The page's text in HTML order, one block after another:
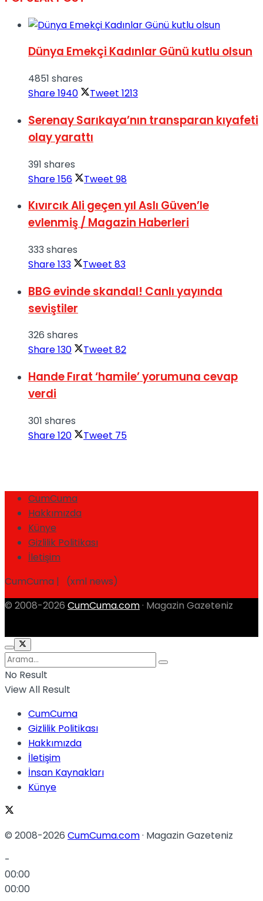
Dünya Emekçi Kadınlar Günü kutlu olsun
4851 shares
Share1940 Tweet 1213
Serenay Sarıkaya’nın transparan kıyafeti
olay yarattı
391 shares
Share156 Tweet 98
Kıvırcık Ali geçen yıl Aslı Güven’le
evlenmiş / Magazin Haberleri
333 shares
Share133 Tweet 83
BBG evinde skandal! Canlı yayında
seviştiler
326 shares
Share130 Tweet 82
Hande Fırat ‘hamile’ yorumuna cevap
verdi
301 shares
Share120 Tweet 75
CumCuma
Hakkımızda
Künye
Gizlilik Politikası
İletişim
CumCuma | (xml news)
© 2008-2026 CumCuma.com · Magazin Gazeteniz
No Result
View All Result
CumCuma
Gizlilik Politikası
Hakkımızda
İletişim
İnsan Kaynakları
Künye
© 2008-2026 CumCuma.com· Magazin Gazeteniz
-
00:00
00:00